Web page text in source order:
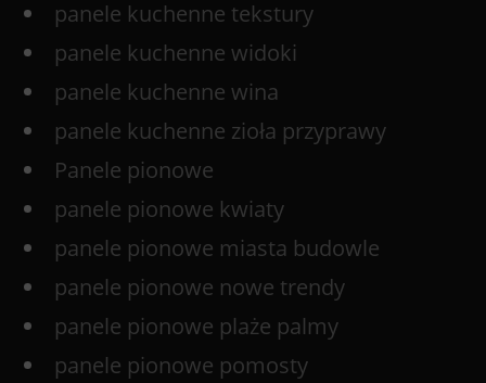
panele kuchenne tekstury
panele kuchenne widoki
panele kuchenne wina
panele kuchenne zioła przyprawy
Panele pionowe
panele pionowe kwiaty
panele pionowe miasta budowle
panele pionowe nowe trendy
panele pionowe plaże palmy
panele pionowe pomosty